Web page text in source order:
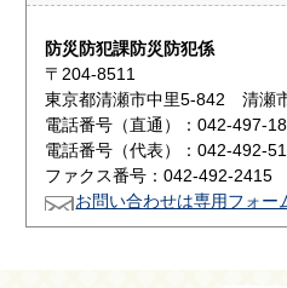
防災防犯課防災防犯係
〒204-8511
東京都清瀬市中里5-842 清瀬
電話番号（直通）：042-497-
電話番号（代表）：042-492-
ファクス番号：042-492-2415
お問い合わせは専用フォー